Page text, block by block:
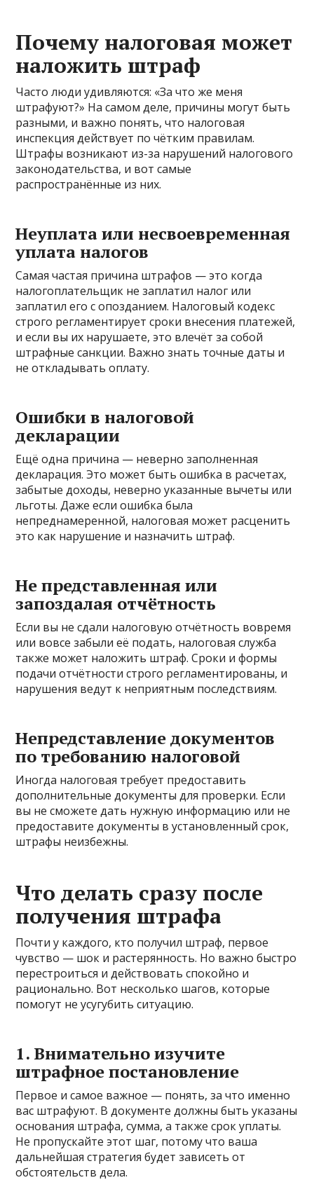
Почему налоговая может
наложить штраф
Часто люди удивляются: «За что же меня
штрафуют?» На самом деле, причины могут быть
разными, и важно понять, что налоговая
инспекция действует по чётким правилам.
Штрафы возникают из-за нарушений налогового
законодательства, и вот самые
распространённые из них.
Неуплата или несвоевременная
уплата налогов
Самая частая причина штрафов — это когда
налогоплательщик не заплатил налог или
заплатил его с опозданием. Налоговый кодекс
строго регламентирует сроки внесения платежей,
и если вы их нарушаете, это влечёт за собой
штрафные санкции. Важно знать точные даты и
не откладывать оплату.
Ошибки в налоговой
декларации
Ещё одна причина — неверно заполненная
декларация. Это может быть ошибка в расчетах,
забытые доходы, неверно указанные вычеты или
льготы. Даже если ошибка была
непреднамеренной, налоговая может расценить
это как нарушение и назначить штраф.
Не представленная или
запоздалая отчётность
Если вы не сдали налоговую отчётность вовремя
или вовсе забыли её подать, налоговая служба
также может наложить штраф. Сроки и формы
подачи отчётности строго регламентированы, и
нарушения ведут к неприятным последствиям.
Непредставление документов
по требованию налоговой
Иногда налоговая требует предоставить
дополнительные документы для проверки. Если
вы не сможете дать нужную информацию или не
предоставите документы в установленный срок,
штрафы неизбежны.
Что делать сразу после
получения штрафа
Почти у каждого, кто получил штраф, первое
чувство — шок и растерянность. Но важно быстро
перестроиться и действовать спокойно и
рационально. Вот несколько шагов, которые
помогут не усугубить ситуацию.
1. Внимательно изучите
штрафное постановление
Первое и самое важное — понять, за что именно
вас штрафуют. В документе должны быть указаны
основания штрафа, сумма, а также срок уплаты.
Не пропускайте этот шаг, потому что ваша
дальнейшая стратегия будет зависеть от
обстоятельств дела.